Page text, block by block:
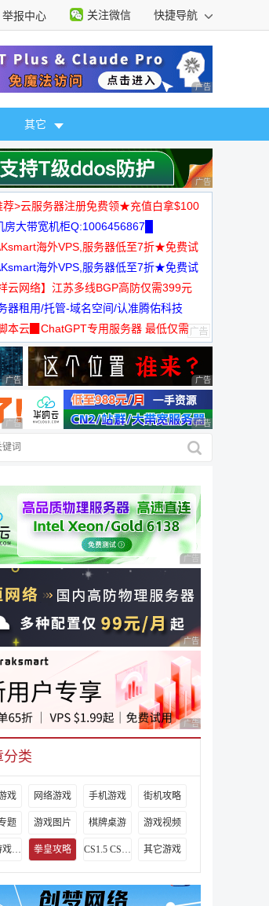
举报中心 关注微信 快捷导航
广告 商业广告，理
其它
广告 商业广告，理
荐>云服务器注册免费领★充值白拿$100
房大带宽机柜Q:1006456867█
海外VPS,服务器低至7折★免费试
海外VPS,服务器低至7折★免费试
★
祥云网络】江苏多线BGP高防仅需399元
器租用/托管-域名空间/认准腾佑科技
本云▉ChatGPT专用服务器 最低仅需
/月
广告 商业广告，理性选择 广告 商业广告，理
广告 商业广告，理性选择 广告 商业广告，理
广告 商业广告，理性
广告 商业广告，理性
广告 商业广告，理性
分类
戏 网络游戏 手机游戏 街机攻略
题 游戏图片 棋牌桌游 游戏视频
街机游戏出招表 拳皇攻略 CS1.5 CS1.6攻略 其它游戏